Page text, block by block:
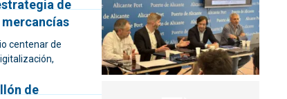
de
mercancías
centenar de
de